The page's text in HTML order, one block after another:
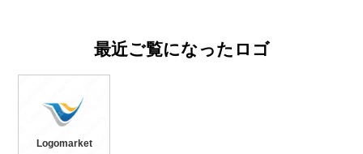
最近ご覧になったロゴ
Logomarket